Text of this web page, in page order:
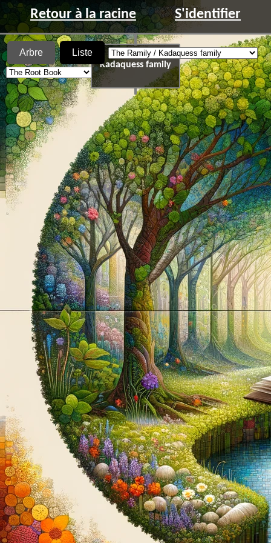
Retour à la racine S'identifier
Arbre Liste
The Ramily /
Kadaquess family